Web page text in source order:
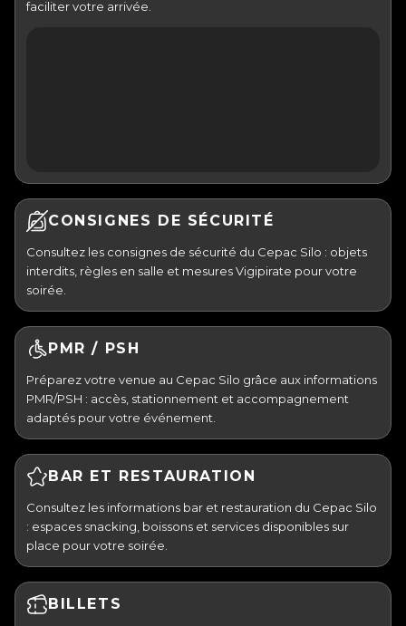
faciliter votre arrivée.
CONSIGNES DE SÉCURITÉ
Consultez les consignes de sécurité du Cepac Silo : objets
interdits, règles en salle et mesures Vigipirate pour votre
soirée.
PMR / PSH
Préparez votre venue au Cepac Silo grâce aux informations
PMR/PSH : accès, stationnement et accompagnement
adaptés pour votre événement.
BAR ET RESTAURATION
Consultez les informations bar et restauration du Cepac Silo
: espaces snacking, boissons et services disponibles sur
place pour votre soirée.
BILLETS